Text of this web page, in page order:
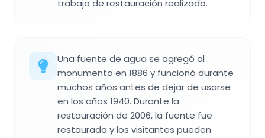
trabajo de restauración realizado.
Una fuente de agua se agregó al
monumento en 1886 y funcionó durante
muchos años antes de dejar de usarse
en los años 1940. Durante la
restauración de 2006, la fuente fue
restaurada y los visitantes pueden